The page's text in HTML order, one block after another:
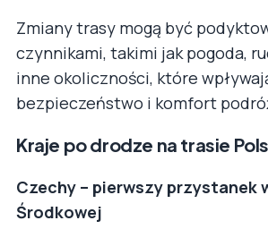
Zmiany trasy mogą być
czynnikami, takimi jak pogoda,
inne okoliczności, które
bezpieczeństwo i komfort
Kraje po drodze na trasie
Czechy – pierwszy przystanek
Środkowej